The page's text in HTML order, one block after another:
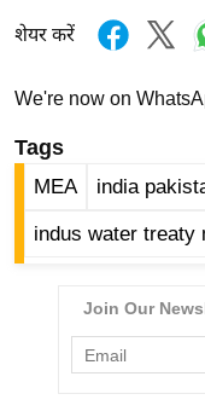
ब्री
म
नो
ज
न
शेयर करें
We're now on
Tags
MEA india
indus water treaty